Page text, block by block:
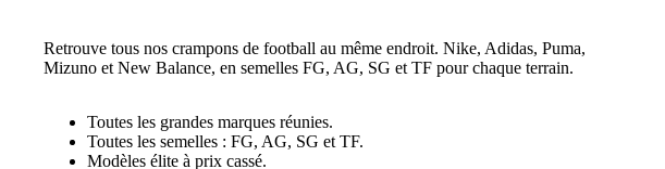
Retrouve tous nos crampons de football au même endroit. Nike, Adidas, Puma,
Mizuno et New Balance, en semelles FG, AG, SG et TF pour chaque terrain.
Toutes les grandes marques réunies.
Toutes les semelles : FG, AG, SG et TF.
Modèles élite à prix cassé.